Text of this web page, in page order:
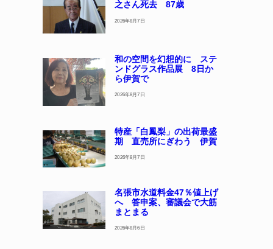
之さん死去 87歳
2026年8月7日
和の空間を幻想的に ステ
ンドグラス作品展 8日か
ら伊賀で
2026年8月7日
特産「白鳳梨」の出荷最盛
期 直売所にぎわう 伊賀
2026年8月7日
名張市水道料金47％値上げ
へ 答申案、審議会で大筋
まとまる
2026年8月6日